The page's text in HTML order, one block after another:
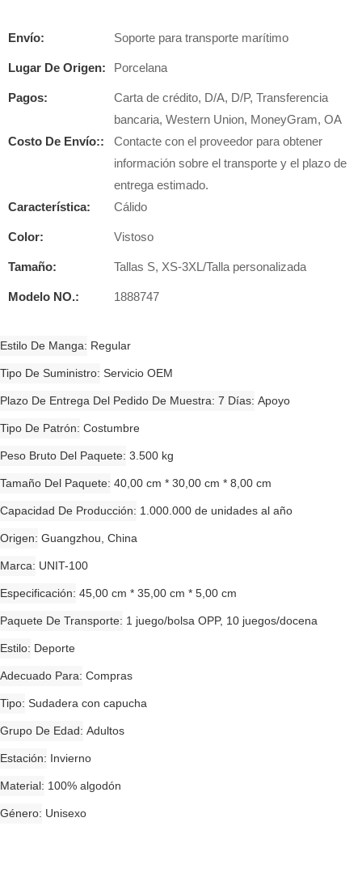
Envío: Soporte para transporte marítimo
Lugar De Origen: Porcelana
Pagos:
Carta de crédito, D/A, D/P, Transferencia
bancaria, Western Union, MoneyGram, OA
Costo De Envío::
Contacte con el proveedor para obtener
información sobre el transporte y el plazo de
entrega estimado.
Característica:
Cálido
Color: Vistoso
Tamaño: Tallas S, XS-3XL/Talla personalizada
Modelo NO.: 1888747
Estilo De Manga Regular
Tipo De Suministro Servicio OEM
Plazo De Entrega Del Pedido De Muestra: 7 Días Apoyo
Tipo De Patrón Costumbre
Peso Bruto Del Paquete 3.500 kg
Tamaño Del Paquete 40,00 cm * 30,00 cm * 8,00 cm
Capacidad De Producción 1.000.000 de unidades al año
Origen Guangzhou, China
Marca UNIT-100
Especificación 45,00 cm * 35,00 cm * 5,00 cm
Paquete De Transporte 1 juego/bolsa OPP, 10 juegos/docena
Estilo Deporte
Adecuado Para Compras
Tipo Sudadera con capucha
Grupo De Edad Adultos
Estación Invierno
Material 100% algodón
Género Unisexo